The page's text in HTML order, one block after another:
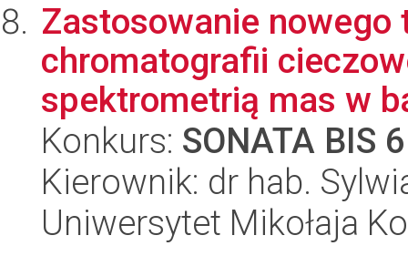
Zastosowanie
chromatografii
spektrometrią mas w
Konkurs: SONATA BIS 6
Kierownik: dr hab.
Uniwersytet Mikołaja